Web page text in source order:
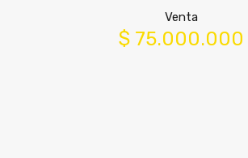
Venta
$ 75.000.000